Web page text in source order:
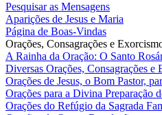
Pesquisar as Mensagens
Aparições de Jesus e Maria
Página de Boas-Vindas
Orações, Consagrações e
A Rainha da Oração: O Santo
Diversas Orações, Consagrações e
Orações de Jesus, o Bom Pastor,
Orações para a Divina Preparação
Orações do Refúgio da Sagrada